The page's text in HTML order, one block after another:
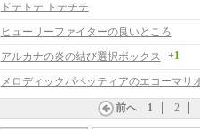
ドテトテ トテチチ
ヒューリーファイターの良いところ
アルカナの炎の結び選択ボックス
+1
前へ 1 2